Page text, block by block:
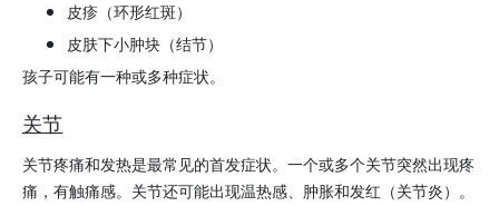
皮疹（环形红斑）
皮肤下小肿块（结节）
孩子可能有一种或多种症状。
关节
关节疼痛和发热是最常见的首发症状。一个或多个关节突然出现疼
痛，有触痛感。关节还可能出现温热感、肿胀和发红（关节炎）。